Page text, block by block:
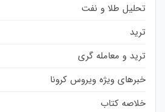
تحلیل طلا و نفت
ترید
ترید و معامله گری
خبرهای ویژه ویروس کرونا
خلاصه کتاب